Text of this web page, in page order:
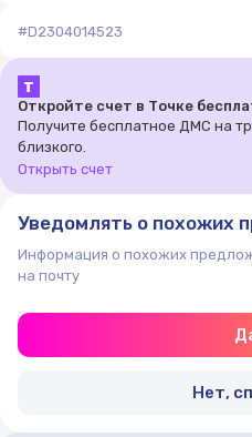
по сравнению с
и размерах.
#D2304014523
Т
Откройте счет в Точке
Получите бесплатное ДМС на
близкого.
Открыть счет
Уведомлять о похожих
Информация о похожих
на почту
Нет,